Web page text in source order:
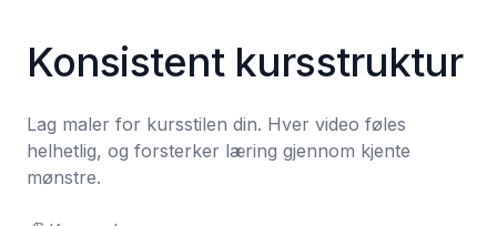
Konsistent kursstruktur
Lag maler for kursstilen din. Hver video føles
helhetlig, og forsterker læring gjennom kjente
mønstre.